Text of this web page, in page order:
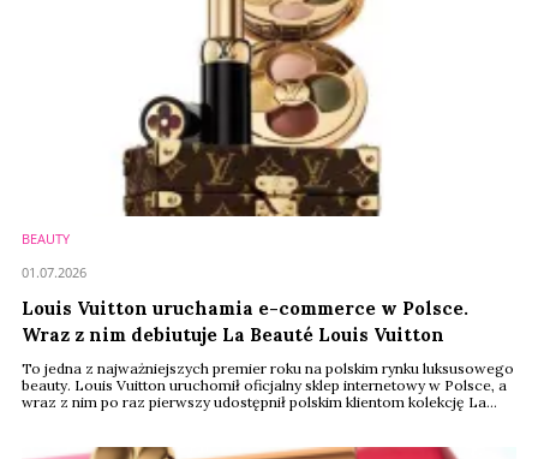
BEAUTY
Louis Vuitton uruchamia e-commerce w Polsce.
Wraz z nim debiutuje La Beauté Louis Vuitton
To jedna z najważniejszych premier roku na polskim rynku luksusowego
beauty. Louis Vuitton uruchomił oficjalny sklep internetowy w Polsce, a
wraz z nim po raz pierwszy udostępnił polskim klientom kolekcję La
01.07.2026